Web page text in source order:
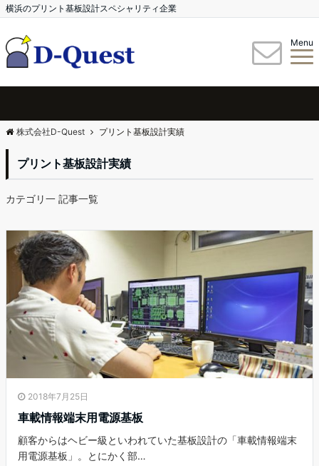
横浜のプリント基板設計スペシャリティ企業
Menu
株式会社D-Quest プリント基板設計実績
プリント基板設計実績
カテゴリ一 記事一覧
2018年7月25日
車載情報端末用電源基板
顧客からはヘビー級といわれていた基板設計の「車載情報端末
用電源基板」。とにかく部…